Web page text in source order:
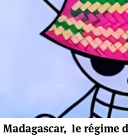
Madagascar, le régime